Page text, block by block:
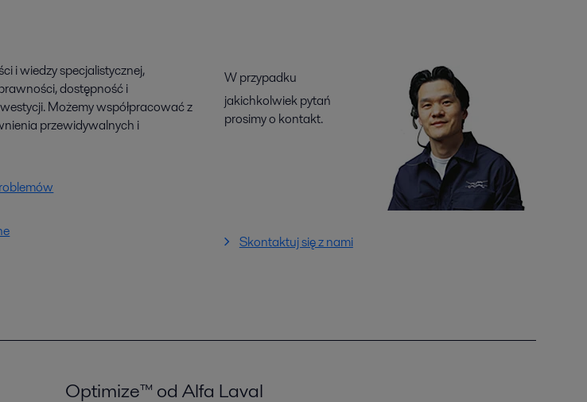
i wiedzy specjalistycznej,
dostępność i
Możemy współpracować z
przewidywalnych i
W przypadku
jakichkolwiek pytań
prosimy o kontakt.
Skontaktuj się z nami
Optimize™ od Alfa Laval